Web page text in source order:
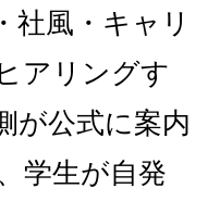
社風・キャリ
アリングす
が公式に案内
学生が自発